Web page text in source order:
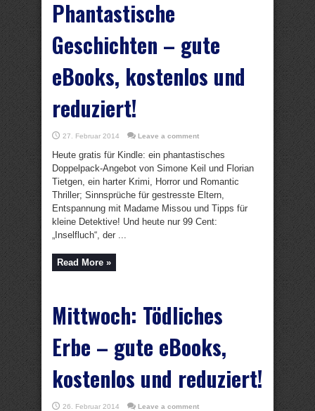
Phantastische
Geschichten – gute
eBooks, kostenlos und
reduziert!
27. Februar 2014 Leave a comment
Heute gratis für Kindle: ein phantastisches
Doppelpack-Angebot von Simone Keil und Florian
Tietgen, ein harter Krimi, Horror und Romantic
Thriller; Sinnsprüche für gestresste Eltern,
Entspannung mit Madame Missou und Tipps für
kleine Detektive! Und heute nur 99 Cent:
„Inselfluch“, der ...
Read More »
Mittwoch: Tödliches
Erbe – gute eBooks,
kostenlos und reduziert!
26. Februar 2014 Leave a comment